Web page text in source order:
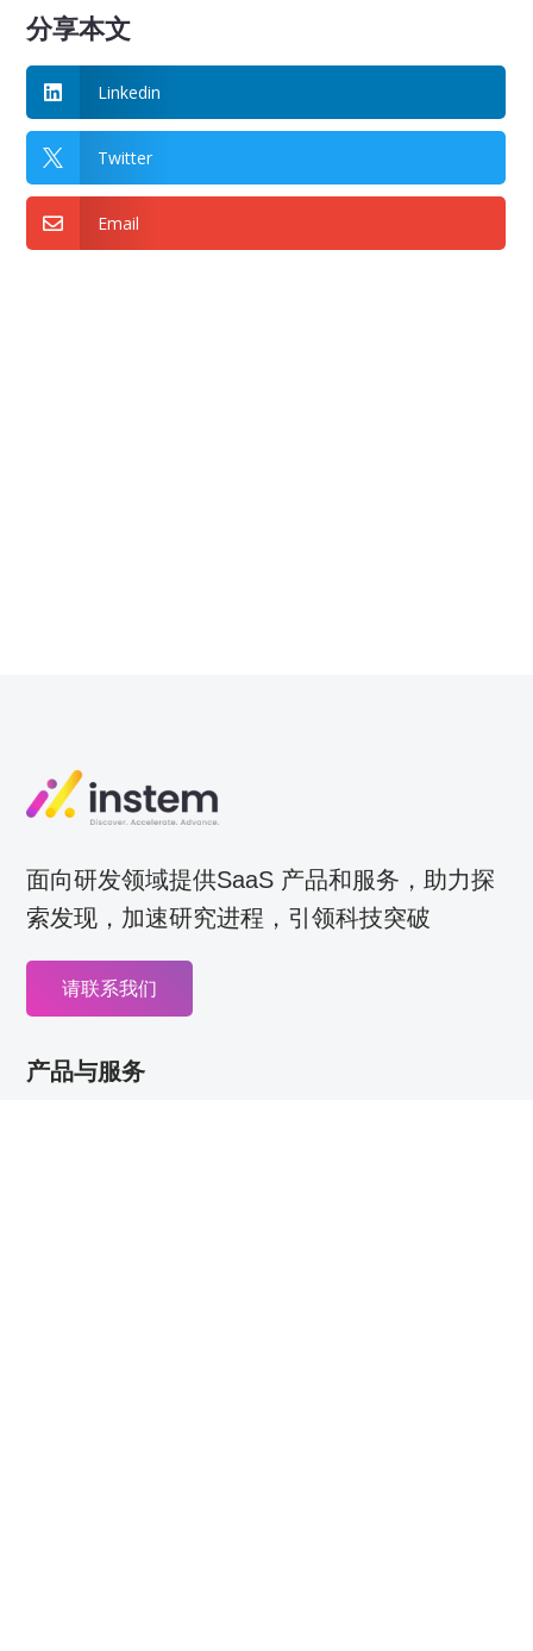
分享本文
 Linkedin
 Twitter
 Email
面向研发领域提供SaaS 产品和服务，助力探
索发现，加速研究进程，引领科技突破
请联系我们
产品与服务